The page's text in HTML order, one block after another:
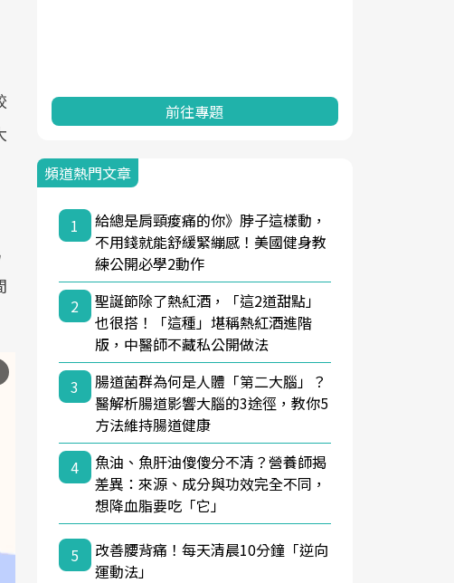
前往專題
頻道熱門文章
1
給總是肩頸痠痛的你》脖子這樣動，
不用錢就能舒緩緊繃感！美國健身教
練公開必學2動作
2
聖誕節除了熱紅酒，「這2道甜點」
也很搭！「這種」堪稱熱紅酒進階
版，中醫師不藏私公開做法
3
腸道菌群為何是人體「第二大腦」？
醫解析腸道影響大腦的3途徑，教你5
方法維持腸道健康
4
魚油、魚肝油傻傻分不清？營養師揭
差異：來源、成分與功效完全不同，
想降血脂要吃「它」
5
改善腰背痛！每天清晨10分鐘「逆向
運動法」